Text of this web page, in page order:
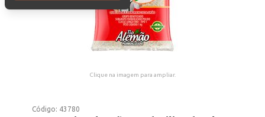
Clique na imagem para ampliar.
Código: 43780